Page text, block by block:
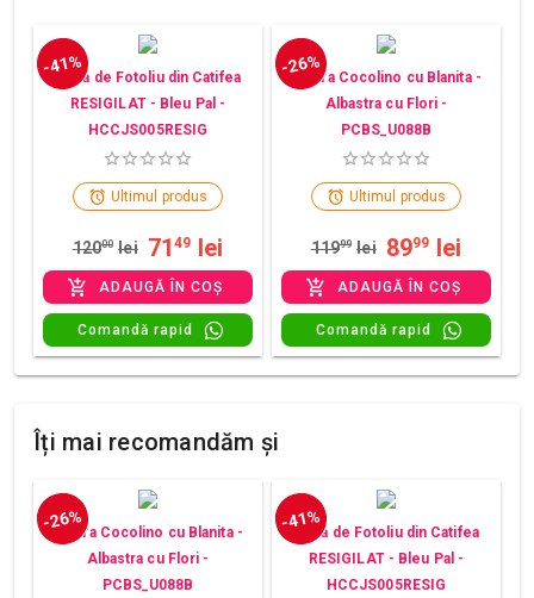
-41%
Husa de Fotoliu din Catifea
RESIGILAT - Bleu Pal -
HCCJS005RESIG
Ultimul produs
12000 lei 71 49 lei
ADAUGĂ ÎN COȘ
Comandă rapid
-26%
Patura Cocolino cu Blanita -
Albastra cu Flori -
PCBS_U088B
Ultimul produs
11999 lei 8999 lei
ADAUGĂ ÎN COȘ
Comandă rapid
Îți mai recomandăm și
-26%
Patura Cocolino cu Blanita -
Albastra cu Flori -
PCBS_U088B
-41%
Husa de Fotoliu din Catifea
RESIGILAT - Bleu Pal -
HCCJS005RESIG